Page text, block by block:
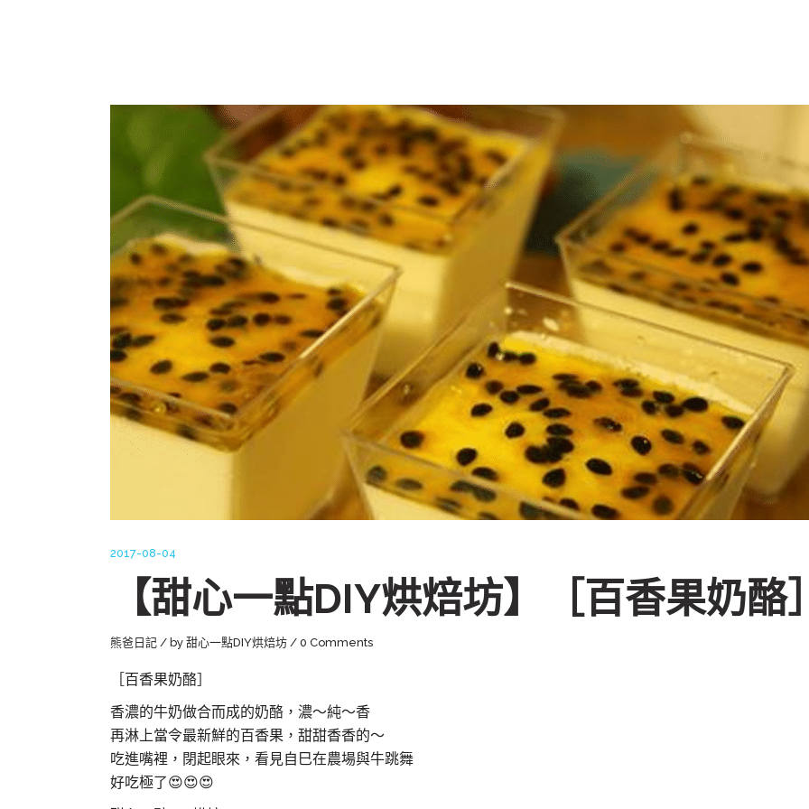
2017-08-04
【甜心一點DIY烘焙坊】［百香果奶酪
熊爸日記 by 甜心一點DIY烘焙坊 0 Comments
［百香果奶酪］
香濃的牛奶做合而成的奶酪，濃～純～香
再淋上當令最新鮮的百香果，甜甜香香的～
吃進嘴裡，閉起眼來，看見自巳在農場與牛跳舞
好吃極了😍😍😍